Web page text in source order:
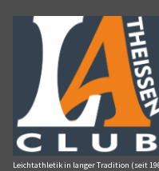
Inhalt
springen
Leichtathletik in langer Tradition (seit